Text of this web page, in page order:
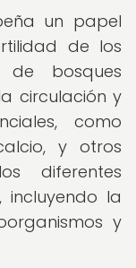
un papel
de los
de bosques
circulación y
como
y otros
diferentes
incluyendo la
y